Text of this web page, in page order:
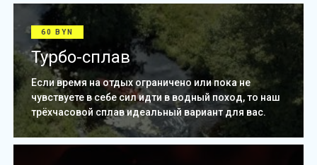
60 BYN
Турбо-сплав
Если время на отдых ограничено или пока не
чувствуете в себе сил идти в водный поход, то наш
трёхчасовой сплав идеальный вариант для вас.